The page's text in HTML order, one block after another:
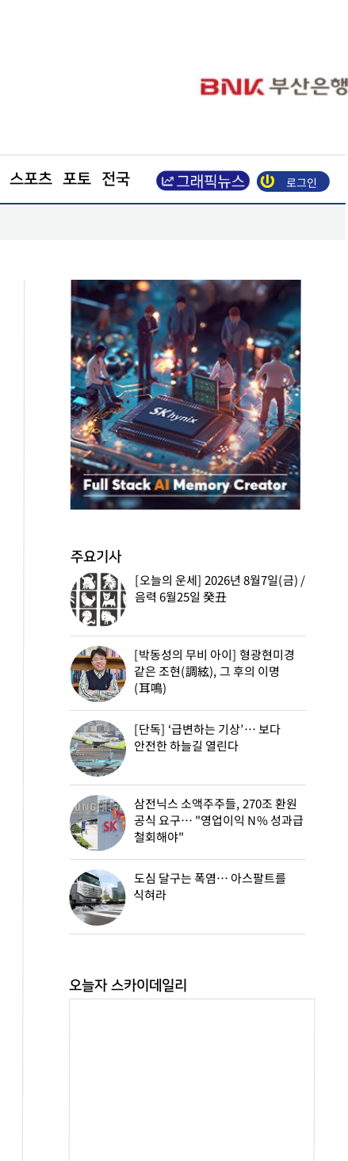
스포츠 포토 전국 로그인
주요기사
[오늘의 운세] 2026년 8월7일(금) /
음력 6월25일 癸丑
[박동성의 무비 아이] 형광현미경
같은 조현(調絃), 그 후의 이명
(耳鳴)
[단독] ‘급변하는 기상’… 보다
안전한 하늘길 열린다
삼전닉스 소액주주들, 270조 환원
공식 요구… "영업이익 N% 성과급
철회해야"
도심 달구는 폭염… 아스팔트를
식혀라
오늘자 스카이데일리